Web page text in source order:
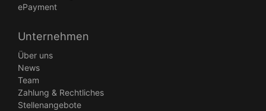
ePayment
Unternehmen
Über uns
News
Team
Zahlung & Rechtliches
Stellenangebote